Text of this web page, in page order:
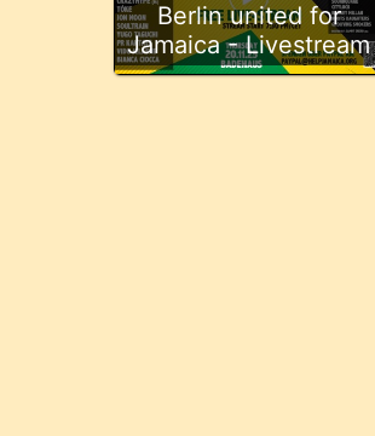
Berlin united for
Jamaica - Livestream